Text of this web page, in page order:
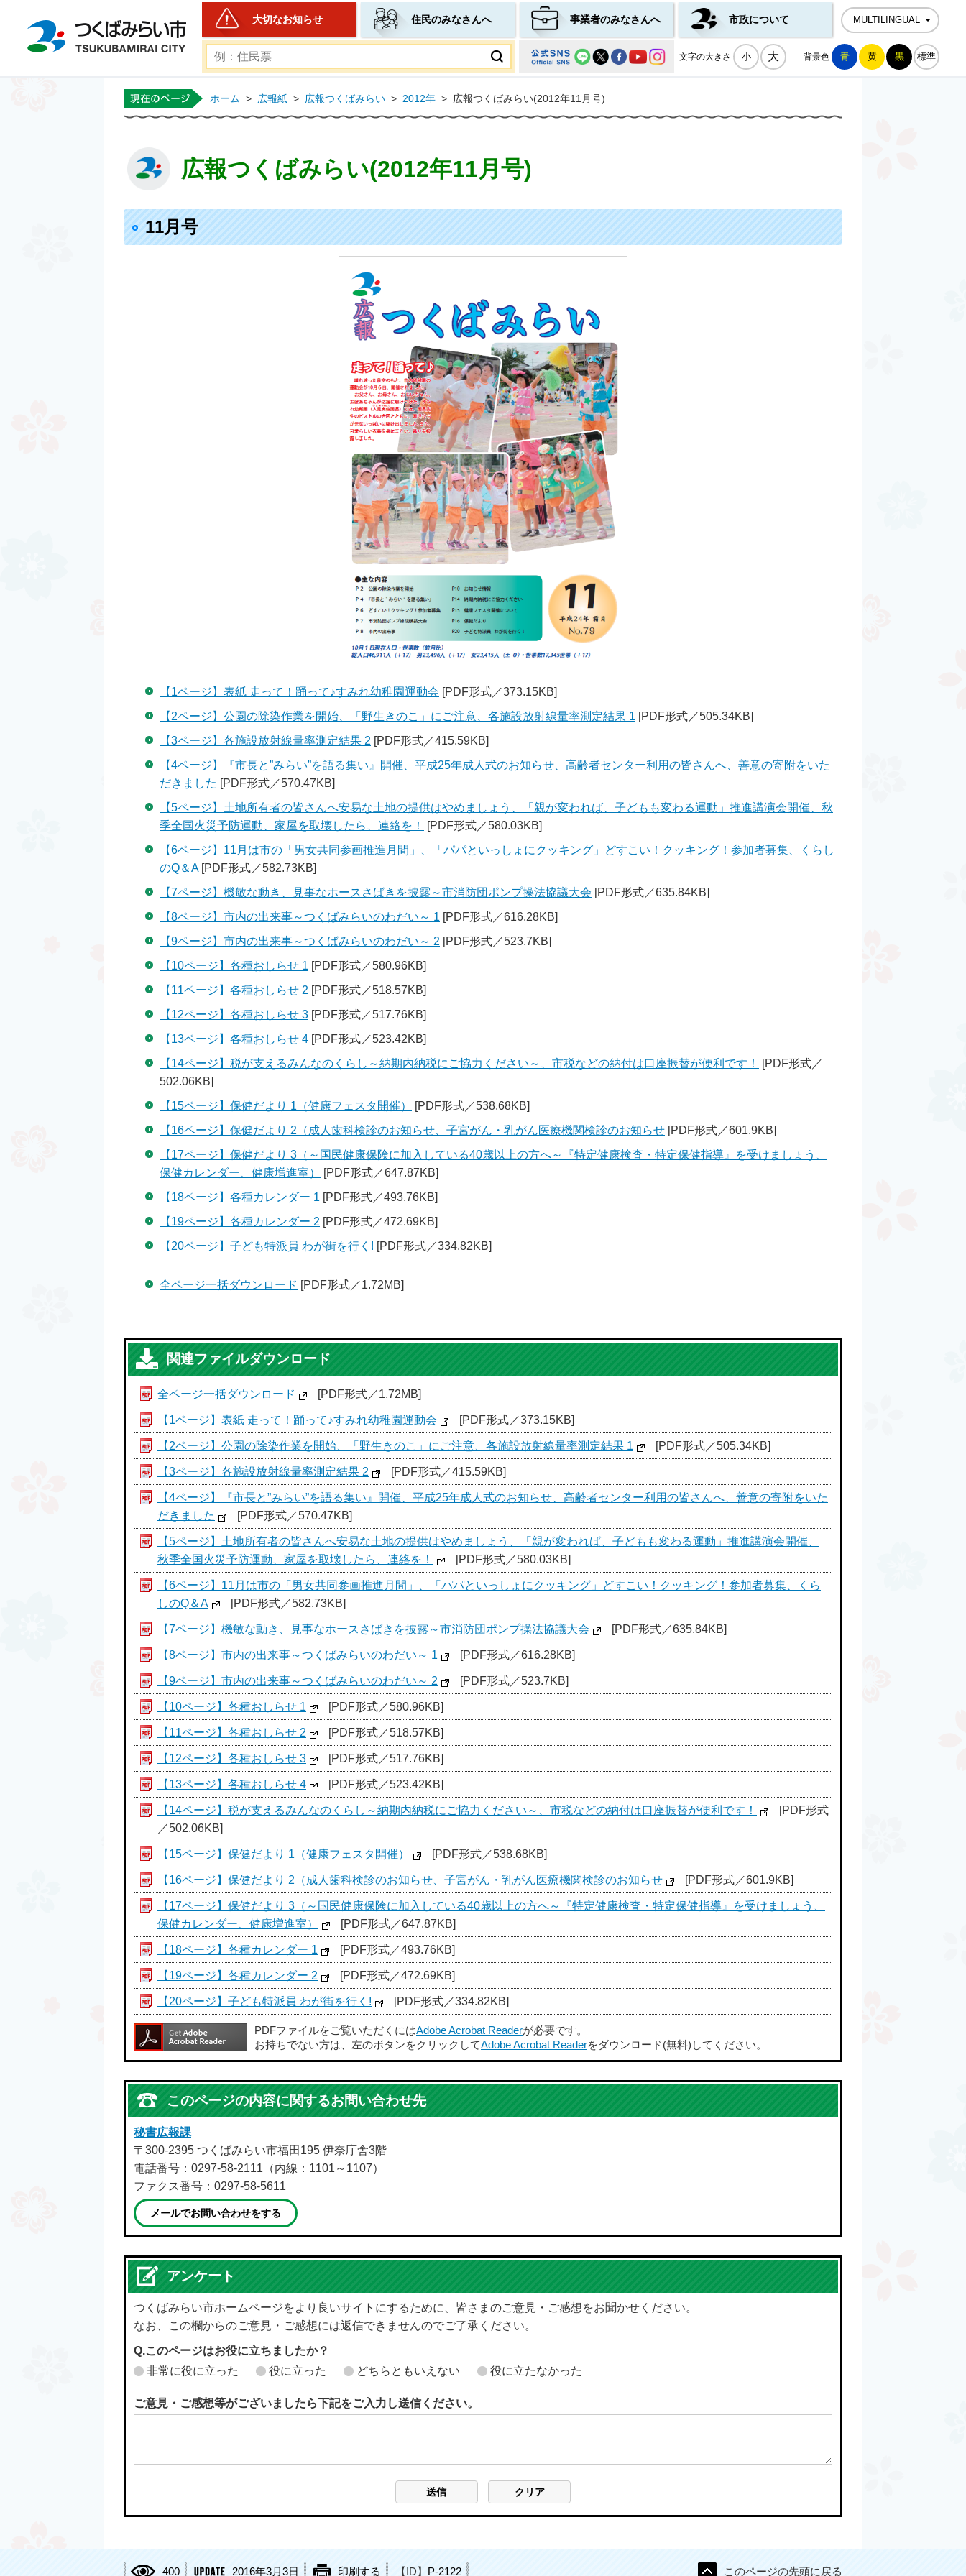
つくばみらい市公式ホームページ
大切なお知らせ 住民のみなさんへ 事業者のみなさんへ 市政について MULTILINGUAL
文字の大きさ 小 大 背景色 青 黄 黒 標準
ホーム > 広報紙 > 広報つくばみらい > 2012年 > 広報つくばみらい(2012年11月号)
広報つくばみらい(2012年11月号)
11月号
【1ページ】表紙 走って！踊って♪すみれ幼稚園運動会 [PDF形式／373.15KB]
【2ページ】公園の除染作業を開始、「野生きのこ」にご注意、各施設放射線量率測定結果 1 [PDF形式／505.34KB]
【3ページ】各施設放射線量率測定結果 2 [PDF形式／415.59KB]
【4ページ】『市長と”みらい”を語る集い』開催、平成25年成人式のお知らせ、高齢者センター利用の皆さんへ、善意の寄附をいた
だきました [PDF形式／570.47KB]
【5ページ】土地所有者の皆さんへ安易な土地の提供はやめましょう、「親が変われば、子どもも変わる運動」推進講演会開催、秋
季全国火災予防運動、家屋を取壊したら、連絡を！
[PDF形式／580.03KB]
【6ページ】11月は市の「男女共同参画推進月間」、「パパといっしょにクッキング」どすこい！クッキング！参加者募集、くらし
のQ＆A[PDF形式／582.73KB]
【7ページ】機敏な動き、見事なホースさばきを披露～市消防団ポンプ操法協議大会 [PDF形式／635.84KB]
【8ページ】市内の出来事～つくばみらいのわだい～ 1 [PDF形式／616.28KB]
【9ページ】市内の出来事～つくばみらいのわだい～ 2 [PDF形式／523.7KB]
【10ページ】各種おしらせ 1 [PDF形式／580.96KB]
【11ページ】各種おしらせ 2 [PDF形式／518.57KB]
【12ページ】各種おしらせ 3 [PDF形式／517.76KB]
【13ページ】各種おしらせ 4 [PDF形式／523.42KB]
【14ページ】税が支えるみんなのくらし～納期内納税にご協力ください～、市税などの納付は口座振替が便利です！
[PDF形式／
502.06KB]
【15ページ】保健だより 1（健康フェスタ開催）
[PDF形式／538.68KB]
【16ページ】保健だより 2（成人歯科検診のお知らせ、子宮がん・乳がん医療機関検診のお知らせ [PDF形式／601.9KB]
【17ページ】保健だより 3（～国民健康保険に加入している40歳以上の方へ～『特定健康検査・特定保健指導』を受けましょう、
保健カレンダー、健康増進室）
[PDF形式／647.87KB]
【18ページ】各種カレンダー 1 [PDF形式／493.76KB]
【19ページ】各種カレンダー 2 [PDF形式／472.69KB]
【20ページ】子ども特派員 わが街を行く! [PDF形式／334.82KB]
全ページ一括ダウンロード [PDF形式／1.72MB]
関連ファイルダウンロード
全ページ一括ダウンロード [PDF形式／1.72MB]
【1ページ】表紙 走って！踊って♪すみれ幼稚園運動会 [PDF形式／373.15KB]
【2ページ】公園の除染作業を開始、「野生きのこ」にご注意、各施設放射線量率測定結果 1 [PDF形式／505.34KB]
【3ページ】各施設放射線量率測定結果 2 [PDF形式／415.59KB]
【4ページ】『市長と”みらい”を語る集い』開催、平成25年成人式のお知らせ、高齢者センター利用の皆さんへ、善意の寄附をいた
だきました
[PDF形式／570.47KB]
【5ページ】土地所有者の皆さんへ安易な土地の提供はやめましょう、「親が変われば、子どもも変わる運動」推進講演会開催、
秋季全国火災予防運動、家屋を取壊したら、連絡を！
[PDF形式／580.03KB]
【6ページ】11月は市の「男女共同参画推進月間」、「パパといっしょにクッキング」どすこい！クッキング！参加者募集、くら
しのQ＆A
[PDF形式／582.73KB]
【7ページ】機敏な動き、見事なホースさばきを披露～市消防団ポンプ操法協議大会 [PDF形式／635.84KB]
【8ページ】市内の出来事～つくばみらいのわだい～ 1 [PDF形式／616.28KB]
【9ページ】市内の出来事～つくばみらいのわだい～ 2 [PDF形式／523.7KB]
【10ページ】各種おしらせ 1 [PDF形式／580.96KB]
【11ページ】各種おしらせ 2 [PDF形式／518.57KB]
【12ページ】各種おしらせ 3 [PDF形式／517.76KB]
【13ページ】各種おしらせ 4 [PDF形式／523.42KB]
【14ページ】税が支えるみんなのくらし～納期内納税にご協力ください～、市税などの納付は口座振替が便利です！
[PDF形式
／502.06KB]
【15ページ】保健だより 1（健康フェスタ開催） [PDF形式／538.68KB]
【16ページ】保健だより 2（成人歯科検診のお知らせ、子宮がん・乳がん医療機関検診のお知らせ [PDF形式／601.9KB]
【17ページ】保健だより 3（～国民健康保険に加入している40歳以上の方へ～『特定健康検査・特定保健指導』を受けましょう、
保健カレンダー、健康増進室）
[PDF形式／647.87KB]
【18ページ】各種カレンダー 1 [PDF形式／493.76KB]
【19ページ】各種カレンダー 2 [PDF形式／472.69KB]
【20ページ】子ども特派員 わが街を行く! [PDF形式／334.82KB]
PDFファイルをご覧いただくにはAdobe Acrobat Readerが必要です。
お持ちでない方は、左のボタンをクリックしてAdobe Acrobat Readerをダウンロード(無料)してください。
このページの内容に関するお問い合わせ先
秘書広報課
〒300-2395 つくばみらい市福田195 伊奈庁舎3階
電話番号：0297-58-2111（内線：1101～1107）
ファクス番号：0297-58-5611
メールでお問い合わせをする
アンケート
つくばみらい市ホームページをより良いサイトにするために、皆さまのご意見・ご感想をお聞かせください。
なお、この欄からのご意見・ご感想には返信できませんのでご了承ください。
Q.このページはお役に立ちましたか？
非常に役に立った
役に立った どちらともいえない 役に立たなかった
ご意見・ご感想等がございましたら下記をご入力し送信ください。
400 2016年3月3日 印刷する 【ID】 P-2122 このページの先頭に戻る